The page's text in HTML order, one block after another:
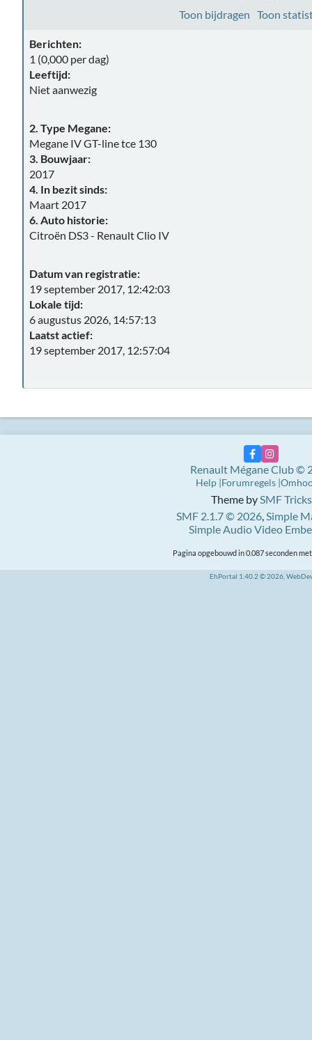
Toon bijdragen Toon
Berichten:
1 (0,000 per dag)
Leeftijd:
Niet aanwezig
2. Type Megane:
Megane IV GT-line tce 130
3. Bouwjaar:
2017
4. In bezit sinds:
Maart 2017
6. Auto historie:
Citroën DS3 - Renault Clio IV
Datum van registratie:
19 september 2017, 12:42:03
Lokale tijd:
6 augustus 2026, 14:57:13
Laatst actief:
19 september 2017, 12:57:04
Theme bySMF Tricks
SMF 2.1.7 © 2026,Simple
Simple Audio Video
Renault Mégane Club ©
Help Forumregels
Pagina opgebouwd in 0.087 seconden
EhPortal 1.40.2 © 2026,